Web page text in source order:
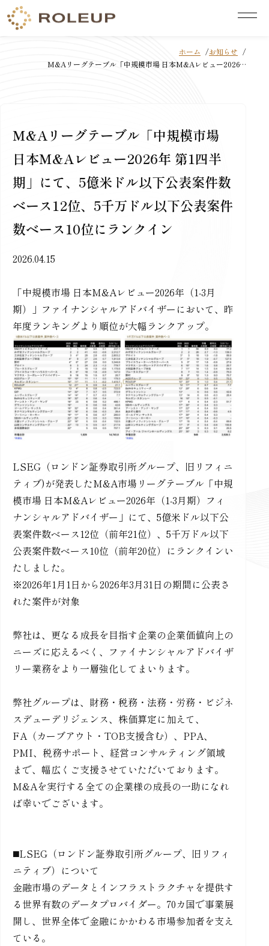
ホーム
お知らせ
M&Aリーグテーブル「中規模市場 日本M&Aレビュー2026…
M&Aリーグテーブル「中規模市場
日本M&Aレビュー2026年 第1四半
期」にて、5億米ドル以下公表案件数
ベース12位、5千万ドル以下公表案件
数ベース10位にランクイン
2026.04.15
「中規模市場 日本M&Aレビュー2026年（1‐3月
期）」ファイナンシャルアドバイザーにおいて、昨
年度ランキングより順位が大幅ランクアップ。
LSEG（ロンドン証券取引所グループ、旧リフィニ
ティブ)が発表したM&A市場リーグテーブル「中規
模市場 日本M&Aレビュー2026年（1‐3月期）フィ
ナンシャルアドバイザー」にて、5億米ドル以下公
表案件数ベース12位（前年21位）、5千万ドル以下
公表案件数ベース10位（前年20位）にランクインい
たしました。
※2026年1月1日から2026年3月31日の期間に公表さ
れた案件が対象
弊社は、更なる成長を目指す企業の企業価値向上の
ニーズに応えるべく、ファイナンシャルアドバイザ
リー業務をより一層強化してまいります。
弊社グループは、財務・税務・法務・労務・ビジネ
スデューデリジェンス、株価算定に加えて、
FA（カーブアウト・TOB支援含む）、PPA、
PMI、税務サポート、経営コンサルティング領域
まで、幅広くご支援させていただいております。
M&Aを実行する全ての企業様の成長の一助になれ
ば幸いでございます。
◼️LSEG（ロンドン証券取引所グループ、旧リフィ
ニティブ）について
金融市場のデータとインフラストラクチャを提供す
る世界有数のデータプロバイダー。70カ国で事業展
開し、世界全体で金融にかかわる市場参加者を支え
ている。